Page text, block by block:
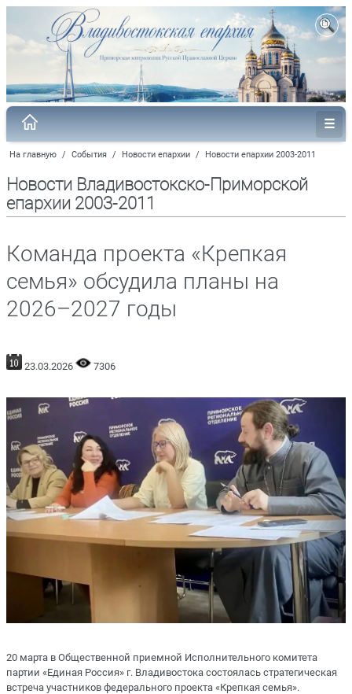
На главную / События / Новости епархии / Новости епархии 2003-2011
Новости Владивостокско-Приморской
епархии 2003-2011
Команда проекта «Крепкая
семья» обсудила планы на
2026–2027 годы
23.03.2026 7306
20 марта в Общественной приемной Исполнительного комитета
партии «Единая Россия» г. Владивостока состоялась стратегическая
встреча участников федерального проекта «Крепкая семья».